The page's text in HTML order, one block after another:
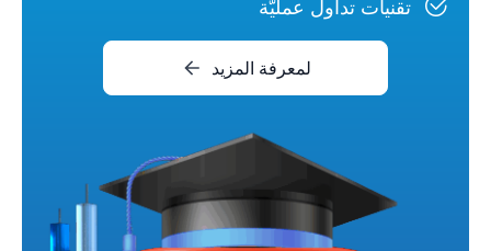
تقنيات تداول عمليّة
لمعرفة المزيد